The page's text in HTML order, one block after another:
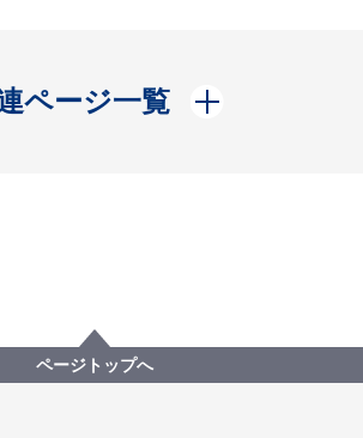
ページ一覧
開く
ページトップへ